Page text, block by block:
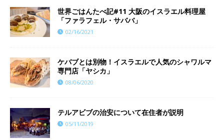
世界ごはんたべ記#11 大阪のイスラエル料理屋
「ファラフェル・サババ」
02/16/2021
ケバブとは別物！イスラエルで人気のシャワルマ
専門店「ヤシカ」
08/06/2020
テルアビブの治安について在住者が説明
05/11/2019